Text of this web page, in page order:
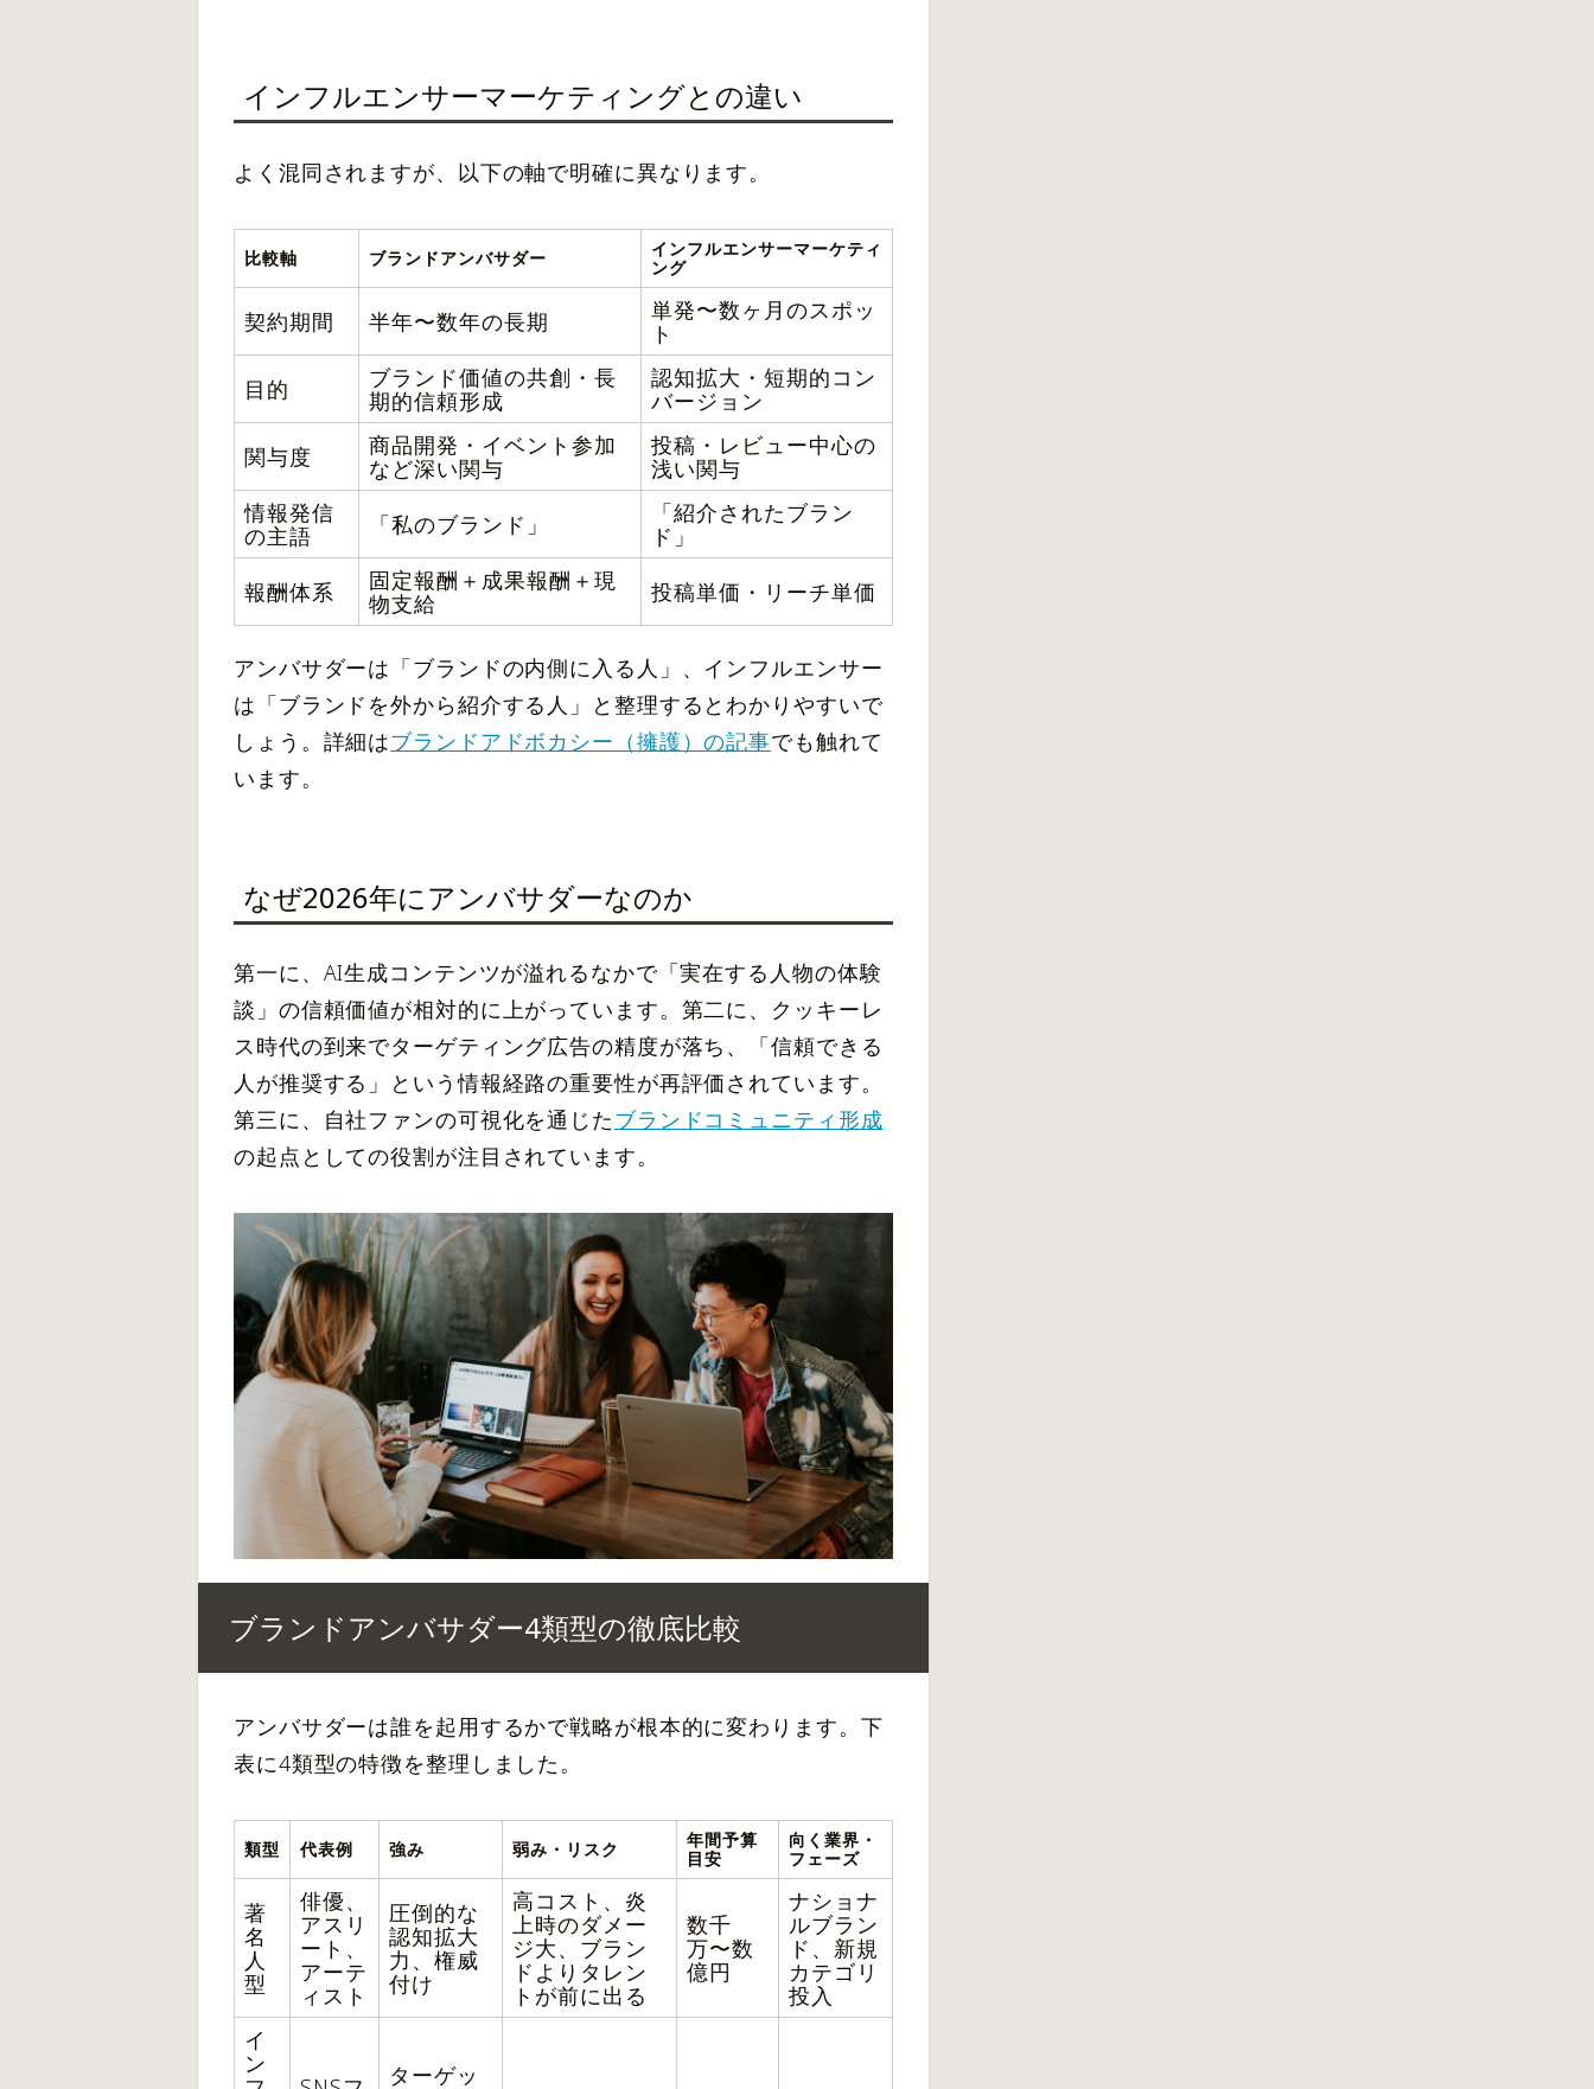
インフルエンサーマーケティングとの違い
よく混同されますが、以下の軸で明確に異なります。
比較軸 ブランドアンバサダー
インフルエンサーマーケティ
ング
契約期間 半年〜数年の長期
単発〜数ヶ月のスポッ
ト
目的
ブランド価値の共創・長
期的信頼形成
認知拡大・短期的コン
バージョン
関与度
商品開発・イベント参加
など深い関与
投稿・レビュー中心の
浅い関与
情報発信
の主語
「私のブランド」
「紹介されたブラン
ド」
報酬体系
固定報酬＋成果報酬＋現
物支給
投稿単価・リーチ単価
アンバサダーは「ブランドの内側に入る人」、インフルエンサー
は「ブランドを外から紹介する人」と整理するとわかりやすいで
しょう。詳細はブランドアドボカシー（擁護）の記事でも触れて
います。
なぜ2026年にアンバサダーなのか
第一に、AI生成コンテンツが溢れるなかで「実在する人物の体験
談」の信頼価値が相対的に上がっています。第二に、クッキーレ
ス時代の到来でターゲティング広告の精度が落ち、「信頼できる
人が推奨する」という情報経路の重要性が再評価されています。
第三に、自社ファンの可視化を通じたブランドコミュニティ形成
の起点としての役割が注目されています。
ブランドアンバサダー4類型の徹底比較
アンバサダーは誰を起用するかで戦略が根本的に変わります。下
表に4類型の特徴を整理しました。
類型 代表例 強み 弱み・リスク
年間予算
目安
向く業界・
フェーズ
著
名
人
型
俳優、
アスリ
ート、
アーテ
ィスト
圧倒的な
認知拡大
力、権威
付け
高コスト、炎
上時のダメー
ジ大、ブラン
ドよりタレン
トが前に出る
数千
万〜数
億円
ナショナ
ルブラン
ド、新規
カテゴリ
投入
イ
ン
ターゲッ